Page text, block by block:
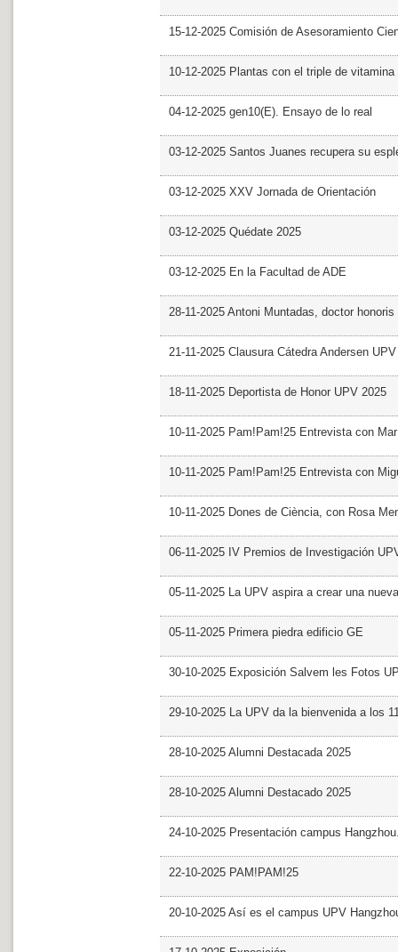
15-12-2025 Comisión de Asesoramiento
10-12-2025 Plantas con el triple de vitamina
04-12-2025 gen10(E). Ensayo de lo real
03-12-2025 Santos Juanes recupera su
03-12-2025 XXV Jornada de Orientación
03-12-2025 Quédate 2025
03-12-2025 En la Facultad de ADE
28-11-2025 Antoni Muntadas, doctor
21-11-2025 Clausura Cátedra Andersen UPV
18-11-2025 Deportista de Honor UPV 2025
10-11-2025 Pam!Pam!25 Entrevista con
10-11-2025 Pam!Pam!25 Entrevista con
10-11-2025 Dones de Ciència, con Rosa
06-11-2025 IV Premios de Investigación
05-11-2025 La UPV aspira a crear una
05-11-2025 Primera piedra edificio GE
30-10-2025 Exposición Salvem les Fotos
29-10-2025 La UPV da la bienvenida a los
28-10-2025 Alumni Destacada 2025
28-10-2025 Alumni Destacado 2025
24-10-2025 Presentación campus
22-10-2025 PAM!PAM!25
20-10-2025 Así es el campus UPV